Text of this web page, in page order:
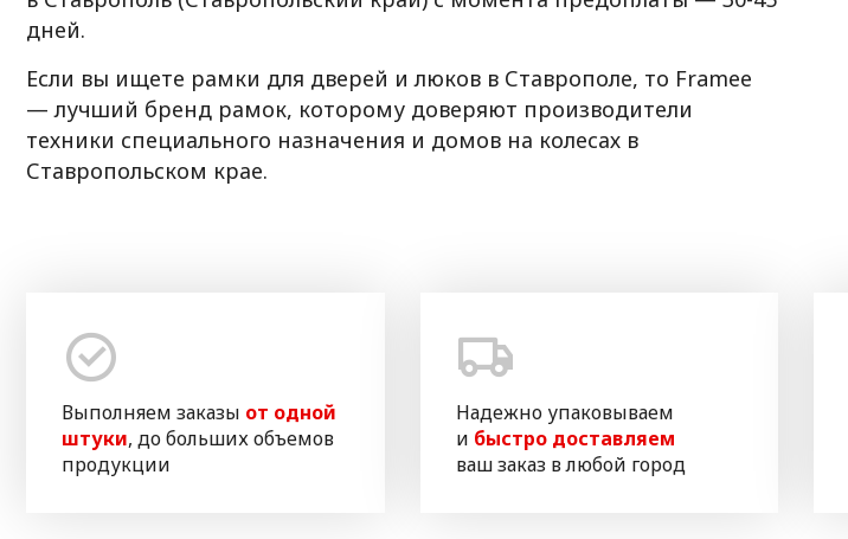
дней.
Если вы ищете рамки для дверей и люков в Ставрополе, то Framee
— лучший бренд рамок, которому доверяют производители
техники специального назначения и домов на колесах в
Ставропольском крае.
Выполняем заказы от одной
штуки, до больших объемов
продукции
Надежно упаковываем
и быстро доставляем
ваш заказ в любой город